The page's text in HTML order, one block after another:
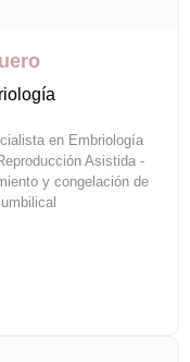
en Embriología
Asistida -
y congelación de